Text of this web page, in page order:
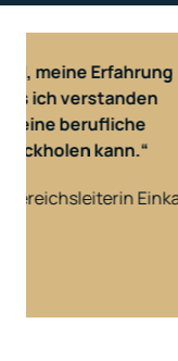
meine Erfahrung
ich verstanden
berufliche
kann.“
Einkauf,